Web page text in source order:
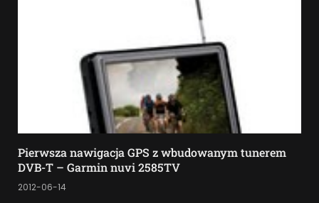
Pierwsza nawigacja GPS z wbudowanym tunerem
DVB-T – Garmin nuvi 2585TV
2012-06-14